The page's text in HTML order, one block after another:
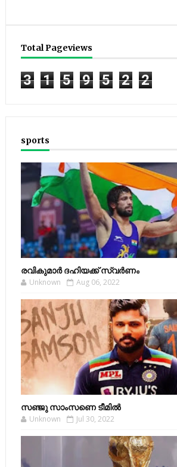
Total Pageviews
3 1 5 9 5 2 2
sports
രവികുമാര്‍ ദഹിയക്ക് സ്വര്‍ണം
Unknown Aug 06, 2022
സഞ്ജു സാംസണെ ടീമില്‍
Unknown Jul 30, 2022